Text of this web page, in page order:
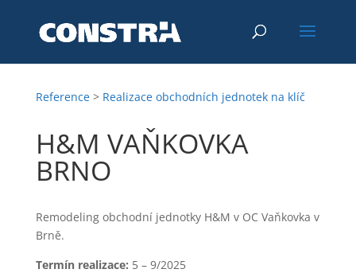
Reference> Realizace obchodních jednotek na klíč
H&M VAŇKOVKA
BRNO
Remodeling obchodní jednotky H&M v OC Vaňkovka v
Brně.
Termín realizace: 5 – 9/2025